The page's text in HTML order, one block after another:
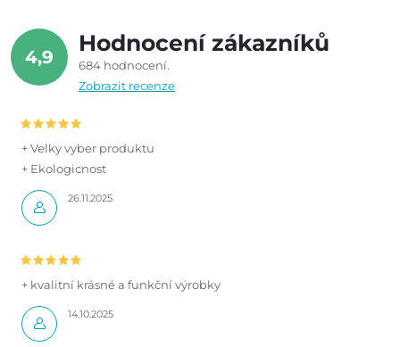
4,9
Hodnocení zákazníků
684 hodnocení
Zobrazit recenze
26.11.2025
+ Velky vyber produktu
+ Ekologicnost
14.10.2025
+ kvalitní krásné a funkční výrobky